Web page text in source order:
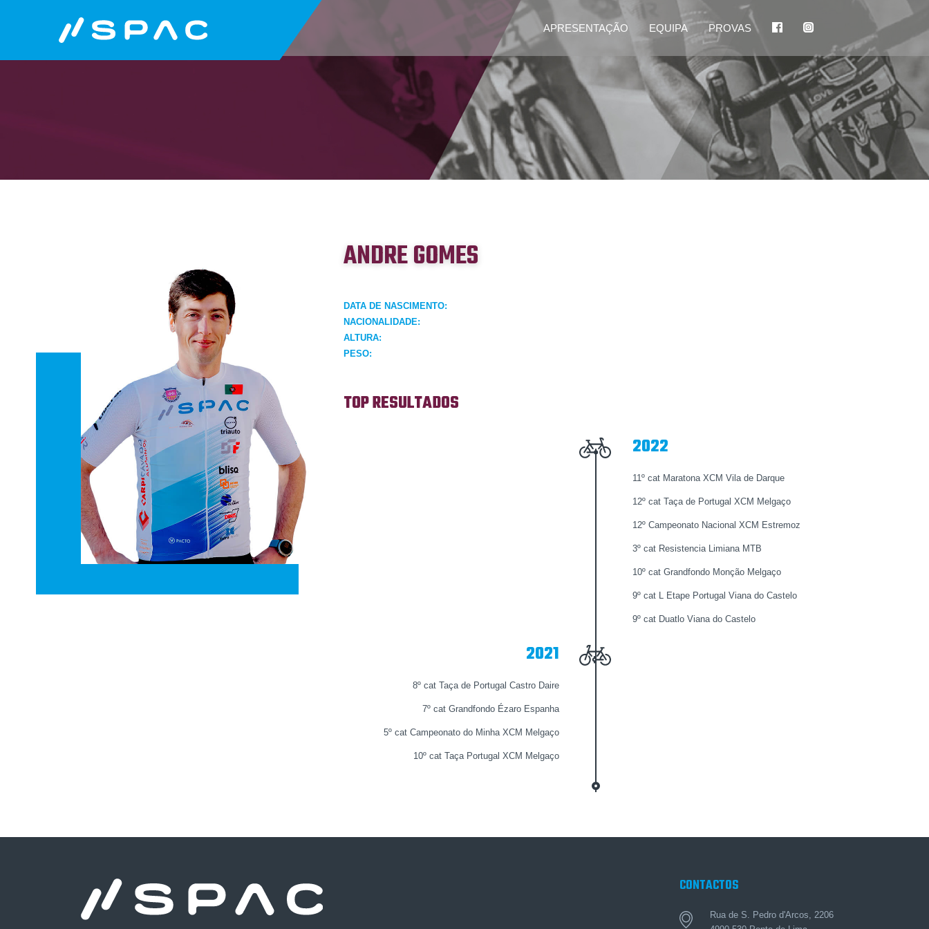
APRESENTAÇÃO EQUIPA PROVAS
ANDRE GOMES
DATA DE NASCIMENTO:
NACIONALIDADE:
ALTURA:
PESO:
TOP RESULTADOS
2022
11º cat Maratona XCM Vila de Darque
12º cat Taça de Portugal XCM Melgaço
12º Campeonato Nacional XCM Estremoz
3º cat Resistencia Limiana MTB
10º cat Grandfondo Monção Melgaço
9º cat L Etape Portugal Viana do Castelo
9º cat Duatlo Viana do Castelo
2021
8º cat Taça de Portugal Castro Daire
7º cat Grandfondo Ézaro Espanha
5º cat Campeonato do Minha XCM Melgaço
10º cat Taça Portugal XCM Melgaço
CONTACTOS
Rua de S. Pedro d'Arcos, 2206